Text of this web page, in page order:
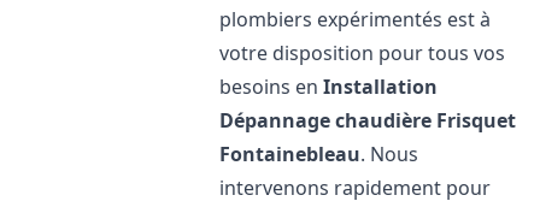
plombiers expérimentés est à
votre disposition pour tous vos
besoins enInstallation
Dépannage chaudière Frisquet
Fontainebleau. Nous
intervenons rapidement pour